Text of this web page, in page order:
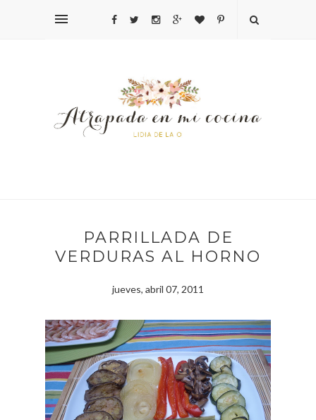
PARRILLADA DE
VERDURAS AL HORNO
jueves, abril 07, 2011